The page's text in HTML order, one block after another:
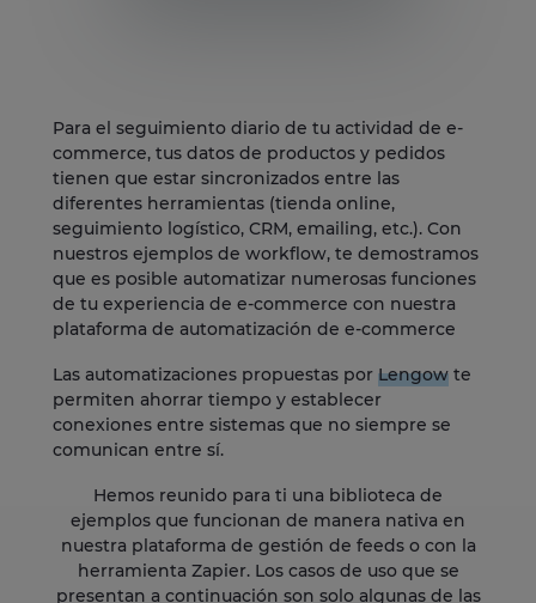
Para el seguimiento diario de tu actividad de e-
commerce, tus datos de productos y pedidos
tienen que estar sincronizados entre las
diferentes herramientas (tienda online,
seguimiento logístico, CRM, emailing, etc.). Con
nuestros ejemplos de workflow, te demostramos
que es posible automatizar numerosas funciones
de tu experiencia de e-commerce con nuestra
plataforma de automatización de e-commerce
Las automatizaciones propuestas por Lengow te
permiten ahorrar tiempo y establecer
conexiones entre sistemas que no siempre se
comunican entre sí.
Hemos reunido para ti una biblioteca de
ejemplos que funcionan de manera nativa en
nuestra plataforma de gestión de feeds o con la
herramienta Zapier. Los casos de uso que se
presentan a continuación son solo algunas de las